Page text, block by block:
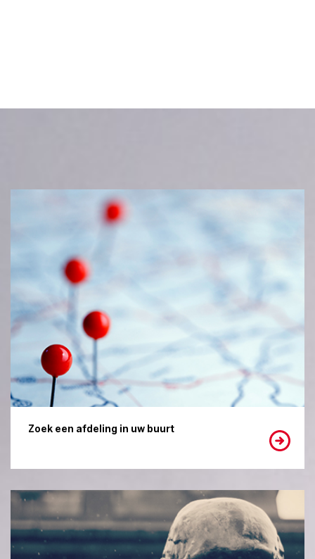
Zoek een afdeling in uw buurt